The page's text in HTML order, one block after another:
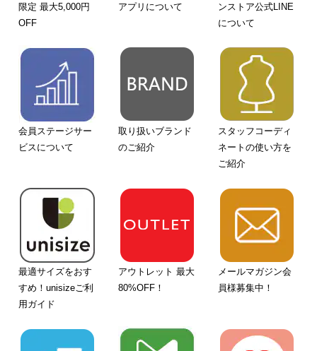
限定 最大5,000円
OFF
アプリについて
ンストア公式LINE
について
会員ステージサー
ビスについて
取り扱いブランド
のご紹介
スタッフコーディ
ネートの使い方を
ご紹介
最適サイズをおす
すめ！unisizeご利
用ガイド
アウトレット 最大
80%OFF！
メールマガジン会
員様募集中！